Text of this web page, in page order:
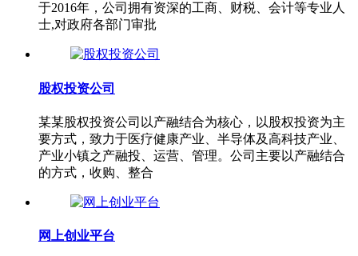
于2016年，公司拥有资深的工商、财税、会计等专业人
士,对政府各部门审批
股权投资公司
某某股权投资公司以产融结合为核心，以股权投资为主
要方式，致力于医疗健康产业、半导体及高科技产业、
产业小镇之产融投、运营、管理。公司主要以产融结合
的方式，收购、整合
网上创业平台